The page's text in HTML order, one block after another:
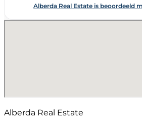
Alberda Real Estate